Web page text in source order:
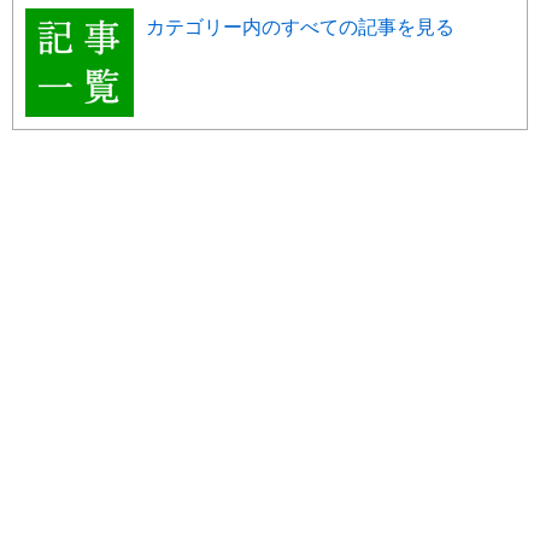
カテゴリー内のすべての記事を見る